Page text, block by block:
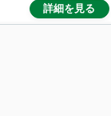
詳細を見る